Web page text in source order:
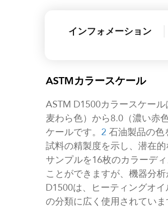
インフォメーション
ASTMカラースケール
ASTM D1500カラースケー
麦わら色）から8.0（濃い赤
ケールです。 2 石油製品の色
試料の精製度を示し、潜在
サンプルを16枚のカラーデ
ことができますが、機器分
D1500は、ヒーティングオ
の分類に広く使用されていま